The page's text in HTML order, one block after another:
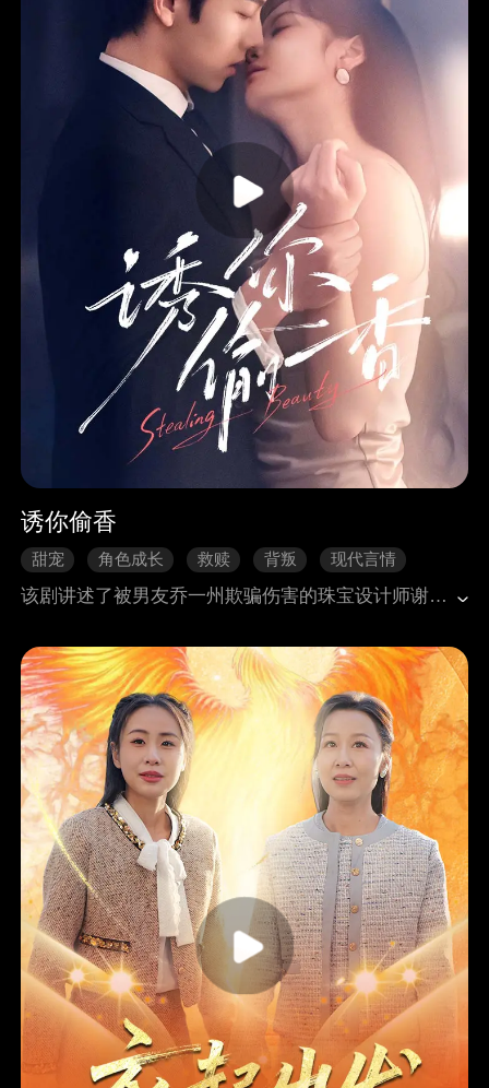
诱你偷香
甜宠 角色成长 救赎 背叛 现代言情
该剧讲述了被男友乔⼀州欺骗伤害的珠宝设计师谢清菡在经历⻓达⼋年的道德绑架与 洗脑后，在邵⽒集团总裁卲擎云的帮助下，⾛出阴影，重拾⾃信，回归社会，寻找⾃我、成就⾃我的故事。 在这场恋爱⾥，谢清菡受制于乔⼀州虚假的“恩情”陷阱，为 了爱情不停的妥协，远离社会，压抑内⼼，从⽽丧失了⾃我，成为了任⼈摆布的傀儡，更加成为了男友乔⼀州利⽤的“枪⼿”。但在遇到卲擎云后，谢清菡逐渐认识到⾃ ⼰⼀直以来认知是狭隘和错误的，正常的感情应该是互相理解和互相成就的，⽽不是通过压迫对⽅来获取快感和成绩。 在卲擎云的强势介⼊下，谢清菡不停的成⻓，她重新接触社会，重新⼯作，重新开展⾃⼰热爱的事业，并在努⼒拼搏的过程中坚守职业道德，打击盗版抄袭，最终通过⾃⼰的努⼒获得了同事和客户的认可，也在社会上获取了⾃⼰的⽴⾜之地。